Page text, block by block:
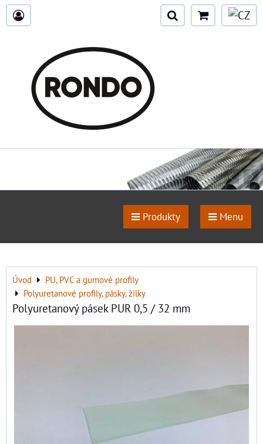
Produkty Menu
Úvod
PU, PVC a gumové profily
Polyuretanové profily, pásky, žilky
Polyuretanový pásek PUR 0,5 / 32 mm